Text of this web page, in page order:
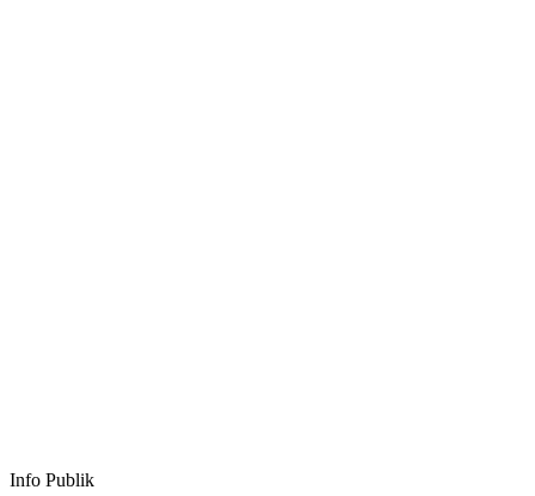
Info Publik